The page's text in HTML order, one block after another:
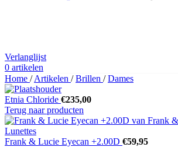
Verlanglijst
0 artikelen
Home / Artikelen / Brillen / Dames
Etnia Chloride €235,00
Terug naar producten
Frank & Lucie Eyecan +2.00D €59,95